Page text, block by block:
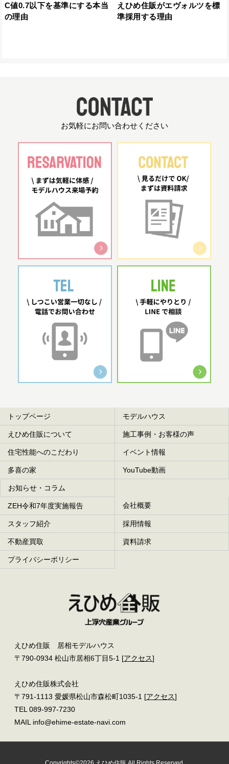
C値0.7以下を基準にする本当
の理由
えひめ住販がエヴォルツを標
準採用する理由
お気軽にお問い合わせください
トップページ モデルハウス
えひめ住販について 施工事例・お客様の声
住宅性能へのこだわり イベント情報
多喜の家 YouTube動画
お知らせ・コラム
ZEH令和7年度実施報告 会社概要
スタッフ紹介 採用情報
不動産買取 資料請求
プライバシーポリシー
えひめ住販 居相モデルハウス
〒790-0934 松山市居相6丁目5-1 [アクセス]
えひめ住販株式会社
〒791-1113 愛媛県松山市森松町1035-1 [アクセス]
TEL 089-997-7230
MAIL info@ehime-estate-navi.com